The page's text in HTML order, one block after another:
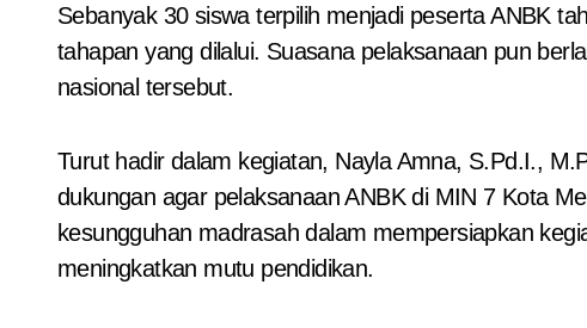
Sebanyak 30 siswa terpilih menjadi peserta ANBK
tahapan yang dilalui. Suasana pelaksanaan pun
nasional tersebut.
Turut hadir dalam kegiatan, Nayla Amna, S.Pd.I.,
dukungan agar pelaksanaan ANBK di MIN 7 Kota
kesungguhan madrasah dalam mempersiapkan
meningkatkan mutu pendidikan.